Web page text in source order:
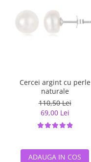
Cercei argint cu perle
naturale
110,50 Lei
69,00 Lei
ADAUGA IN COS